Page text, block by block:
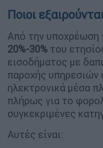
Ποιοι
Από την υποχρέωση
20%-30% του
εισοδήματος με
παροχής υπηρεσιών
ηλεκτρονικά μέσα
πλήρως για το
συγκεκριμένες
Αυτές είναι: